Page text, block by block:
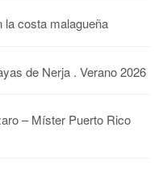
la costa malagueña
de Nerja . Verano 2026
– Míster Puerto Rico